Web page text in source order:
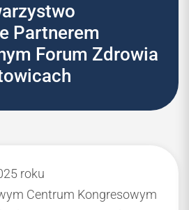
Partnerem
Forum Zdrowia
roku
Centrum Kongresowym